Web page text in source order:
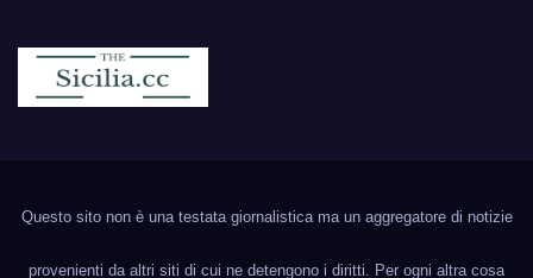
Questo sito non è una testata giornalistica ma un aggregatore di notizie
provenienti da altri siti di cui ne detengono i diritti. Per ogni altra cosa